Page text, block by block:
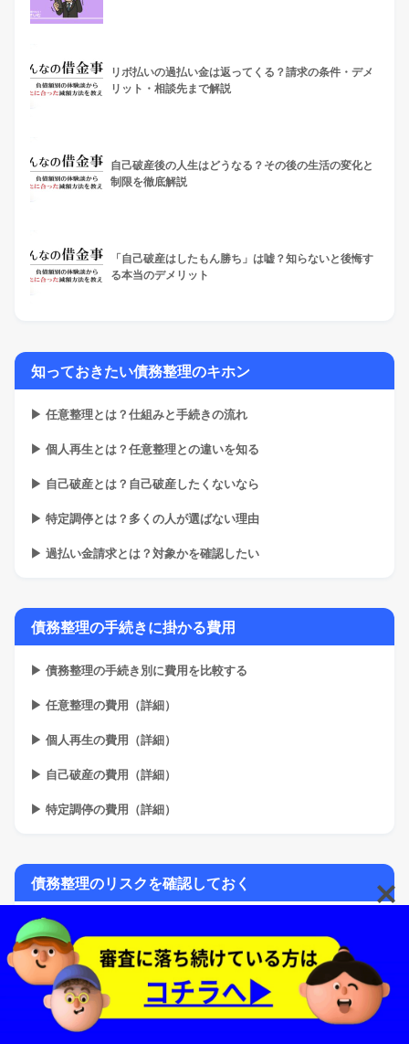
リボ払いの過払い金は返ってくる？請求の条件・デメ
リット・相談先まで解説
自己破産後の人生はどうなる？その後の生活の変化と
制限を徹底解説
「自己破産はしたもん勝ち」は嘘？知らないと後悔す
る本当のデメリット
知っておきたい債務整理のキホン
▶ 任意整理とは？仕組みと手続きの流れ
▶ 個人再生とは？任意整理との違いを知る
▶ 自己破産とは？自己破産したくないなら
▶ 特定調停とは？多くの人が選ばない理由
▶ 過払い金請求とは？対象かを確認したい
債務整理の手続きに掛かる費用
▶ 債務整理の手続き別に費用を比較する
▶ 任意整理の費用（詳細）
▶ 個人再生の費用（詳細）
▶ 自己破産の費用（詳細）
▶ 特定調停の費用（詳細）
債務整理のリスクを確認しておく
▶「債務整理」の種類とベストな選び方
▶ ８割が選ぶ→「任意整理」の長所と短所
▶ 負債が多い→「個人再生」の長所と短所
▶ 最後の砦→「自己破産」のリスクを知る